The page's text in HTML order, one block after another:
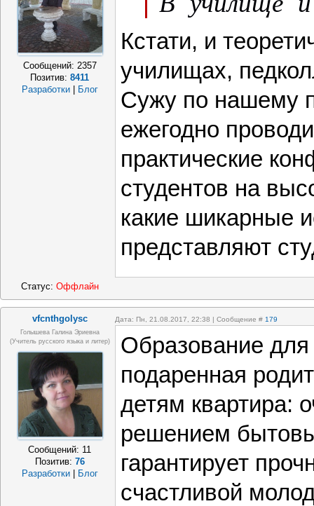
Сообщений: 2357
Позитив:8411
Разработки
Блог
Кстати, и
училищах,
Сужу по нашему
ежегодно
практические
студентов на
какие шикарные
представляют
Статус: Оффлайн
vfcnthgolysc Дата: Пн, 21.08.2017, 22:38 | Сообщение # 179
Голышева Галина Эриевна
(учитель русского языка и литер)
Сообщений: 11
Позитив: 76
Разработки
Блог
Образование для
подаренная
детям квартира:
решением
гарантирует
счастливой